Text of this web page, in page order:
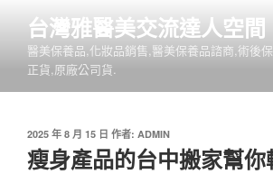
內
台灣雅醫美交流達人空間
醫美保養品,化妝品銷售,醫美保養品諮商,術後
正貨,原廠公司貨.
發
佈
於
2025 年 8 月 15 日 作者: ADMIN
瘦身產品的台中搬家幫